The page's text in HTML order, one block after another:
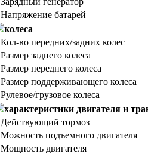
Напряжение батарей
колеса
Кол-во передних/задних колес
Размер заднего колеса
Размер переднего колеса
Размер поддерживающего колеса
Рулевое/грузовое колеса
характеристики двигателя и
Действующий тормоз
Можность подъемного двигателя
Мощность двигателя